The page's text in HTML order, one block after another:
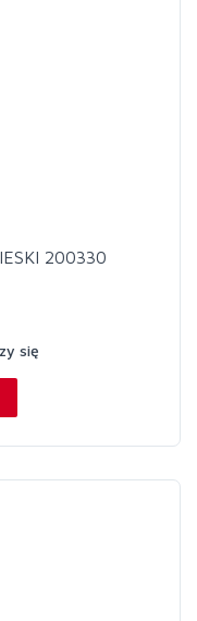
200330
się